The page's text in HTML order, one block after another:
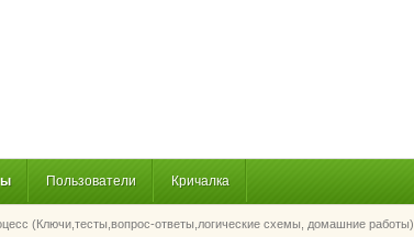
Пользователи Кричалка
(Ключи,тесты,вопрос-ответы,логические схемы, домашние работы)